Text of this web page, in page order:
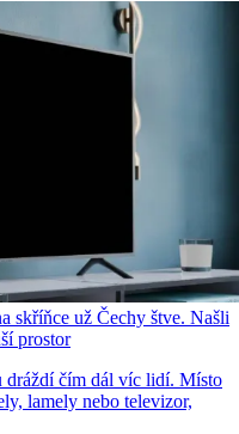
skříňce už Čechy štve. Našli
prostor
dráždí čím dál víc lidí. Místo
lamely nebo televizor,